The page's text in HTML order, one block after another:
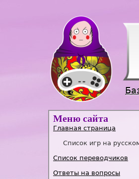
Меню сайта
Главная страница
Список игр на
Список переводчиков
Ответы на вопросы